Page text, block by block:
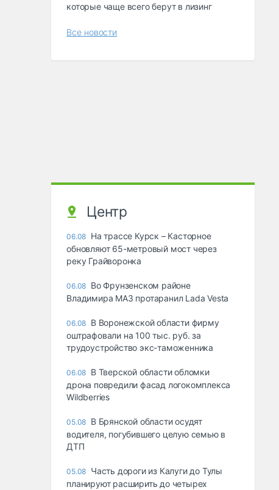
которые чаще всего берут в лизинг
Все новости
Центр
06.08 На трассе Курск – Касторное
обновляют 65-метровый мост через
реку Грайворонка
06.08 Во Фрунзенском районе
Владимира МАЗ протаранил Lada Vesta
06.08 В Воронежской области фирму
оштрафовали на 100 тыс. руб. за
трудоустройство экс-таможенника
06.08 В Тверской области обломки
дрона повредили фасад логокомплекса
Wildberries
05.08 В Брянской области осудят
водителя, погубившего целую семью в
ДТП
05.08 Часть дороги из Калуги до Тулы
планируют расширить до четырех